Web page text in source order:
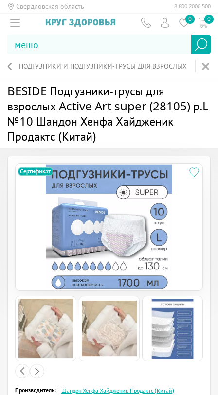
Свердловская область 8 800 2000 500
0 0
ПОДГУЗНИКИ И ПОДГУЗНИКИ-ТРУСЫ ДЛЯ ВЗРОСЛЫХ
BESIDE Подгузники-трусы для
взрослых Active Art super (28105) р.L
№10 Шандон Хенфа Хайдженик
Продактс (Китай)
Сертификат
Производитель:
Шандон Хенфа Хайдженик Продактс (Китай)